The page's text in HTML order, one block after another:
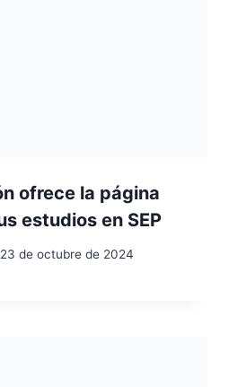
ofrece la página
estudios en SEP
23 de octubre de 2024